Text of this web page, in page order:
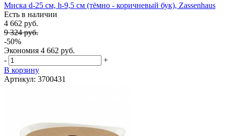
Миска d-25 см, h-9,5 см (тёмно - коричневый бук), Zassenhaus
Есть в наличии
4 662 руб.
9 324 руб.
-50%
Экономия 4 662 руб.
-
+
В корзину
Артикул: 3700431